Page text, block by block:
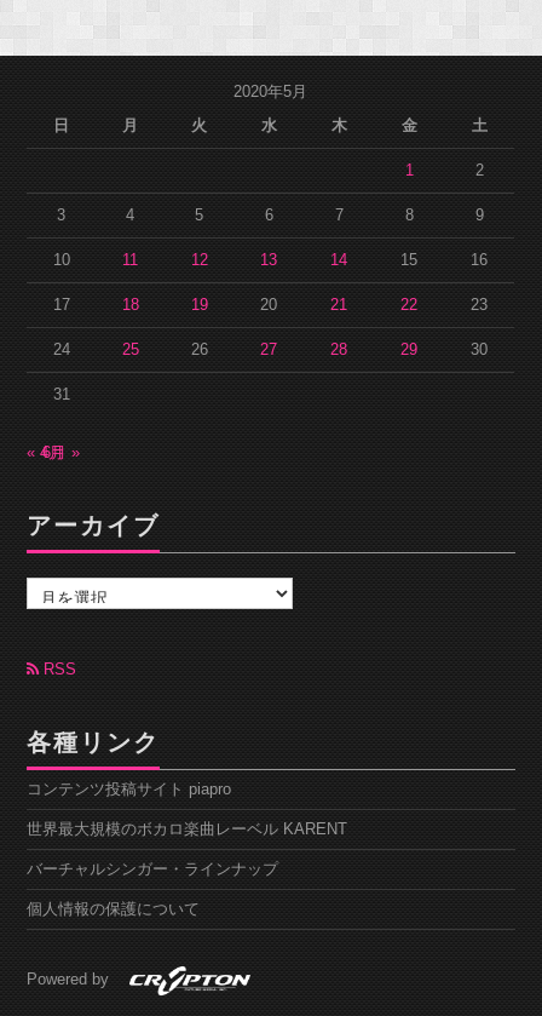
2020年5月
日
月 火 水 木 金 土
1 2
3 4 5 6 7 8 9
10 11 12 13 14 15 16
17 18 19 20 21 22 23
24 25 26 27 28 29 30
31
« 4月6月 »
アーカイブ
カ
ブRSS
各種リンク
コンテンツ投稿サイト piapro
世界最大規模のボカロ楽曲レーベル KARENT
バーチャルシンガー・ラインナップ
個人情報の保護について
Powered by